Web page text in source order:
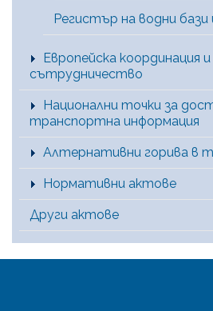
Регистър на водни бази
Европейска координация
сътрудничество
Национални точки за
транспортна информация
Алтернативни горива в
Нормативни актове
Други актове